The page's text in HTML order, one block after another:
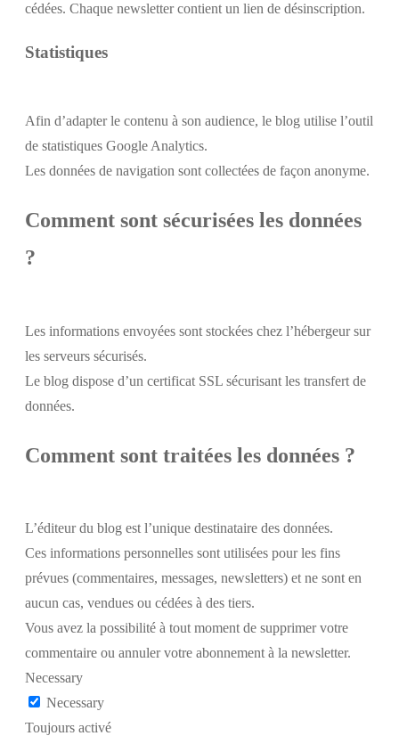
cédées. Chaque newsletter contient un lien de désinscription.
Statistiques
Afin d’adapter le contenu à son audience, le blog utilise l’outil
de statistiques Google Analytics.
Les données de navigation sont collectées de façon anonyme.
Comment sont sécurisées les données
?
Les informations envoyées sont stockées chez l’hébergeur sur
les serveurs sécurisés.
Le blog dispose d’un certificat SSL sécurisant les transfert de
données.
Comment sont traitées les données ?
L’éditeur du blog est l’unique destinataire des données.
Ces informations personnelles sont utilisées pour les fins
prévues (commentaires, messages, newsletters) et ne sont en
aucun cas, vendues ou cédées à des tiers.
Vous avez la possibilité à tout moment de supprimer votre
commentaire ou annuler votre abonnement à la newsletter.
Necessary
Necessary
Toujours activé